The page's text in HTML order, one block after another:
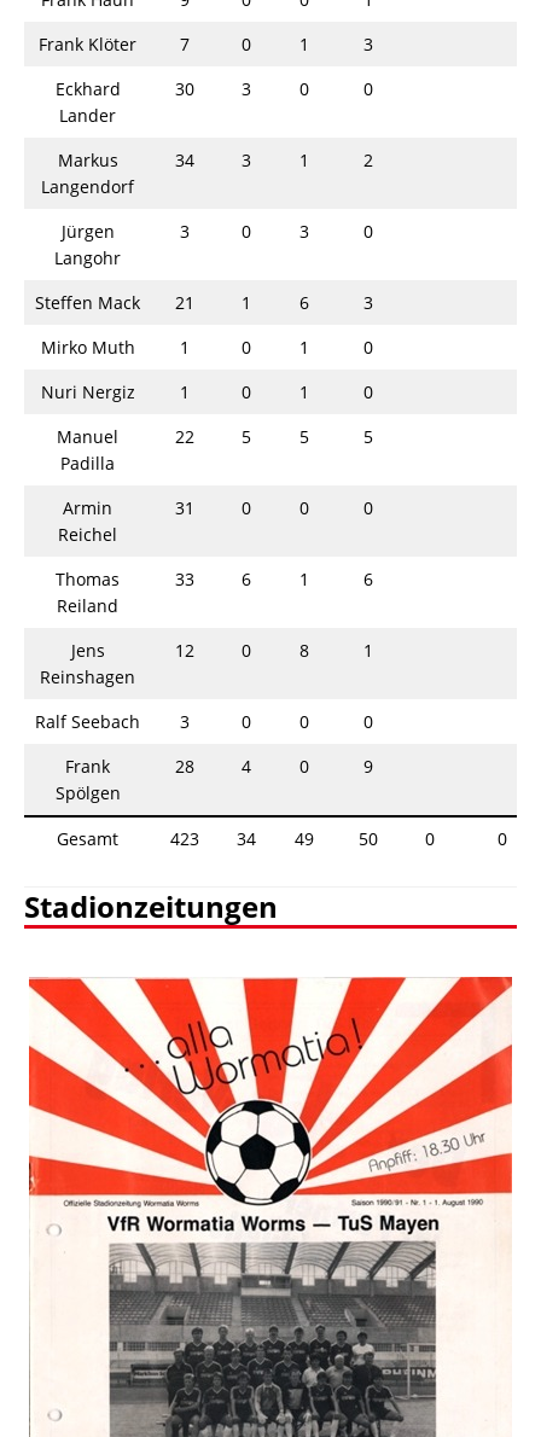
Frank Klöter
7 0 1
3
Eckhard
Lander
30 3 0 0
Markus
Langendorf
34 3 1 2
Jürgen
Langohr
3 0 3 0
Steffen Mack 21 1 6
3
Mirko Muth
1 0 1
0
Nuri Nergiz
1 0 1
0
Manuel
Padilla
22 5 5 5
Armin
Reichel
31 0 0 0
Thomas
Reiland
33 6 1 6
Jens
Reinshagen
12 0 8 1
Ralf Seebach 3 0 0
0
Frank
Spölgen
28 4 0 9
Gesamt 423 34 49 50 0 0
Stadionzeitungen